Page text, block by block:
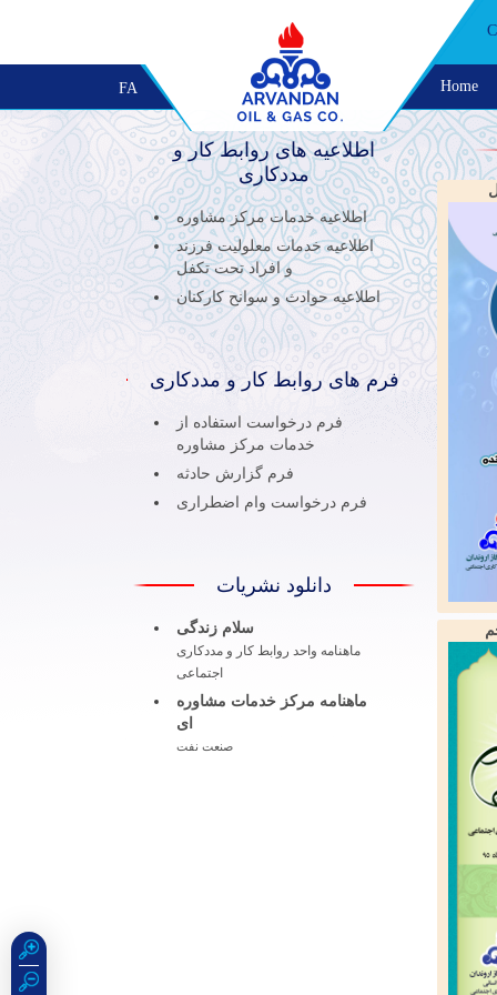
FA Home
اطلاعیه های روابط کار و
مددکاری
اطلاعیه خدمات مرکز مشاوره
اطلاعیه خدمات معلوليت فرزند
و افراد تحت تكفل
اطلاعیه حوادث و سوانح كاركنان
فرم های روابط کار و مددکاری
فرم درخواست استفاده از
خدمات مركز مشاوره
فرم گزارش حادثه
فرم درخواست وام اضطراری
دانلود نشریات
سلام زندگی
ماهنامه واحد روابط کار و مددکاری
اجتماعی
ماهنامه مرکز خدمات مشاوره
ای
صنعت نفت